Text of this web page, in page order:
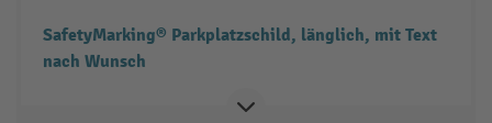
SafetyMarking® Parkplatzschild, länglich, mit Text
nach Wunsch